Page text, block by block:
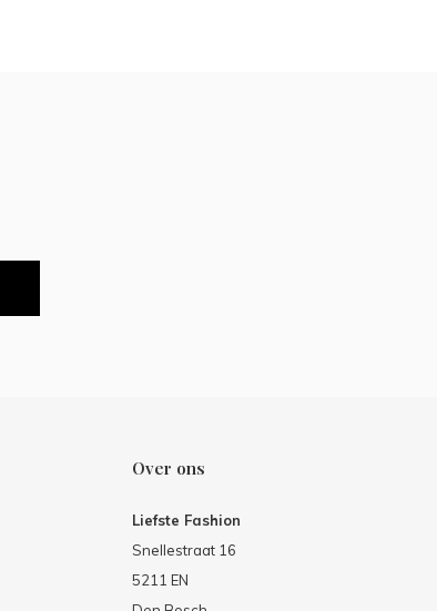
Over ons
Liefste Fashion
Snellestraat 16
5211 EN